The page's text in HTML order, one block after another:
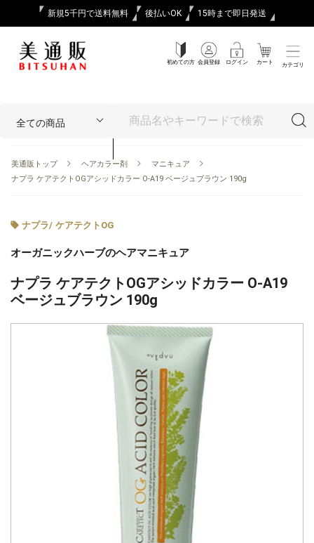
新規5千円で送料無料 後払いOK 15時まで即日発送
初めての方 会員登録 ログイン カート カテゴリ
美通販トップ ヘアカラー剤
マニキュア
ナプラ ケアテクトOGアシッドカラー O-A19 ベージュブラウン 190g
ナプラ/ ケアテクトOG
オーガニックハーブのヘアマニキュア
ナプラ ケアテクトOGアシッドカラー O-A19
ベージュブラウン 190g